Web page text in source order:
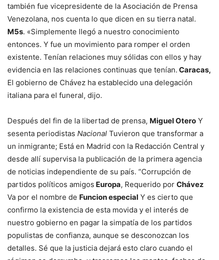
también fue vicepresidente de la Asociación de Prensa
Venezolana, nos cuenta lo que dicen en su tierra natal.
M5s. «Simplemente llegó a nuestro conocimiento
entonces. Y fue un movimiento para romper el orden
existente. Tenían relaciones muy sólidas con ellos y hay
evidencia en las relaciones continuas que tenían. Caracas,
El gobierno de Chávez ha establecido una delegación
italiana para el funeral, dijo.
Después del fin de la libertad de prensa, Miguel Otero Y
sesenta periodistas Nacional Tuvieron que transformar a
un inmigrante; Está en Madrid con la Redacción Central y
desde allí supervisa la publicación de la primera agencia
de noticias independiente de su país. “Corrupción de
partidos políticos amigos Europa, Requerido por Chávez
Va por el nombre de Funcion especial Y es cierto que
confirmo la existencia de esta movida y el interés de
nuestro gobierno en pagar la simpatía de los partidos
populistas de confianza, aunque se desconozcan los
detalles. Sé que la justicia dejará esto claro cuando el